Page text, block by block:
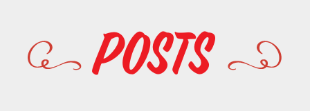
Posts